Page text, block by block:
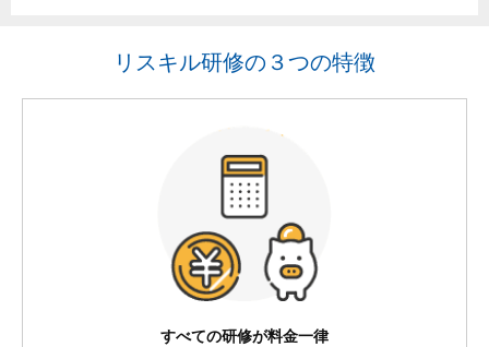
リスキル研修の３つの特徴
すべての研修が料金一律